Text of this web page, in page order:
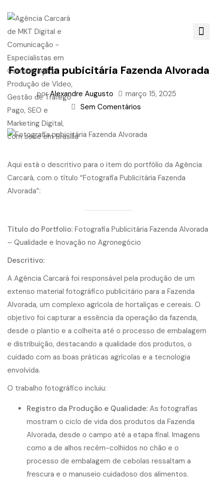
Fotografia pubicitária Fazenda Alvorada
por Alexandre Augusto
março 15, 2025
Sem Comentários
Aqui está o descritivo para o item do portfólio da Agência
Carcará, com o título “Fotografia Publicitária Fazenda
Alvorada”:
Título do Portfolio: Fotografia Publicitária Fazenda Alvorada
– Qualidade e Inovação no Agronegócio
Descritivo:
A Agência Carcará foi responsável pela produção de um
extenso material fotográfico publicitário para a Fazenda
Alvorada, um complexo agrícola de hortaliças e cereais. O
objetivo foi capturar a essência da operação da fazenda,
desde o plantio e a colheita até o processo de embalagem
e distribuição, destacando a qualidade dos produtos, o
cuidado com as boas práticas agrícolas e a tecnologia
envolvida.
O trabalho fotográfico incluiu:
Registro da Produção e Qualidade: As fotografias
mostram o ciclo de vida dos produtos da Fazenda
Alvorada, desde o campo até a etapa final. Imagens
como a de alhos recém-colhidos no chão e o
processo de embalagem de cebolas ressaltam a
frescura e o manuseio cuidadoso dos alimentos.